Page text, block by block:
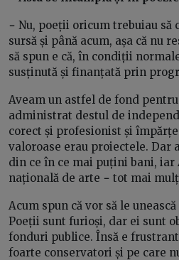
− Nu, poeții oricum trebuiau să
sursă și până acum, așa că nu
să spun e că, în condiții
susținută și finanțată prin
Aveam un astfel de fond
administrat destul de
corect și profesionist și
valoroase erau proiectele. Dar
din ce în ce mai puțini bani, iar
națională de arte − tot mai
Acum spun că vor să le
Poeții sunt furioși, dar ei sunt
fonduri publice. Însă e
foarte conservatori și pe care